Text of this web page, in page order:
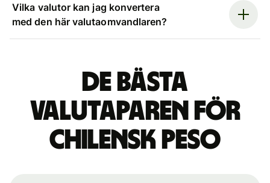
Vilka valutor kan jag konvertera
med den här valutaomvandlaren?
De bästa
valutaparen för
chilensk peso